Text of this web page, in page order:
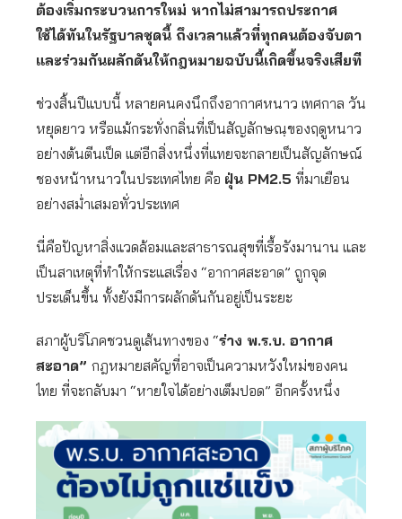
ต้องเริ่มกระบวนการใหม่ หากไม่สามารถประกาศ
ใช้ได้ทันในรัฐบาลชุดนี้ ถึงเวลาแล้วที่ทุกคนต้องจับตา
และร่วมกันผลักดันให้กฎหมายฉบับนี้เกิดขึ้นจริงเสียที
ช่วงสิ้นปีแบบนี้ หลายคนคงนึกถึงอากาศหนาว เทศกาล วัน
หยุดยาว หรือแม้กระทั่งกลิ่นที่เป็นสัญลักษณฺของฤดูหนาว
อย่างต้นตีนเป็ด แต่อีกสิ่งหนึ่งที่แทยจะกลายเป็นสัญลักษณ์
ชองหน้าหนาวในประเทศไทย คือ ฝุ่น PM2.5 ที่มาเยือน
อย่างสม่ำเสมอทั่วประเทศ
นี่คือปัญหาสิ่งแวดล้อมและสาธารณสุขที่เรื้อรังมานาน และ
เป็นสาเหตุที่ทำให้กระแสเรื่อง “อากาศสะอาด” ถูกจุด
ประเด็นขึ้น ทั้งยังมีการผลักดันกันอยู่เป็นระยะ
สภาผู้บริโภคชวนดูเส้นทางของ “ร่าง พ.ร.บ. อากาศ
สะอาด” กฎหมายสคัญที่อาจเป็นความหวังใหม่ของคน
ไทย ที่จะกลับมา “หายใจได้อย่างเต็มปอด” อีกครั้งหนึ่ง